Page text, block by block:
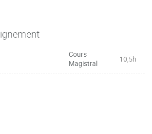
Cours
Magistral
10,5h